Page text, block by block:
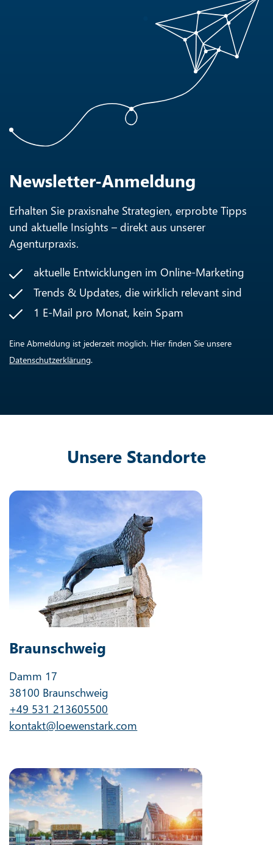
Newsletter-Anmeldung
Erhalten Sie praxisnahe Strategien, erprobte Tipps
und aktuelle Insights – direkt aus unserer
Agenturpraxis.
aktuelle Entwicklungen im Online-Marketing
Trends & Updates, die wirklich relevant sind
1 E-Mail pro Monat, kein Spam
Eine Abmeldung ist jederzeit möglich. Hier finden Sie unsere
Datenschutzerklärung.
Unsere Standorte
Braunschweig
Damm 17
38100 Braunschweig
+49 531 213605500
kontakt@loewenstark.com